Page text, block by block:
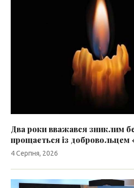
Два роки вважався зниклим
прощається із добровольцем
4 Серпня, 2026